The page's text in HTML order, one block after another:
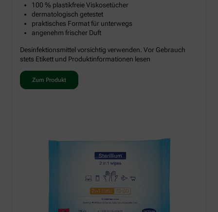
100 % plastikfreie Viskosetücher
dermatologisch getestet
praktisches Format für unterwegs
angenehm frischer Duft
Desinfektionsmittel vorsichtig verwenden. Vor Gebrauch
stets Etikett und Produktinformationen lesen
Zum Produkt